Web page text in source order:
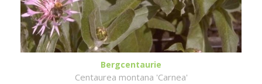
Bergcentaurie
Centaurea montana 'Carnea'